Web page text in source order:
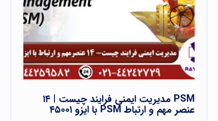
PSM مدیریت ایمنی فرایند چیست | ۱۴
عنصر مهم و ارتباط PSM با ایزو ۴۵۰۰۱